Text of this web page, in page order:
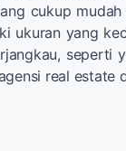
cukup
ukuran yang
seperti
real estate